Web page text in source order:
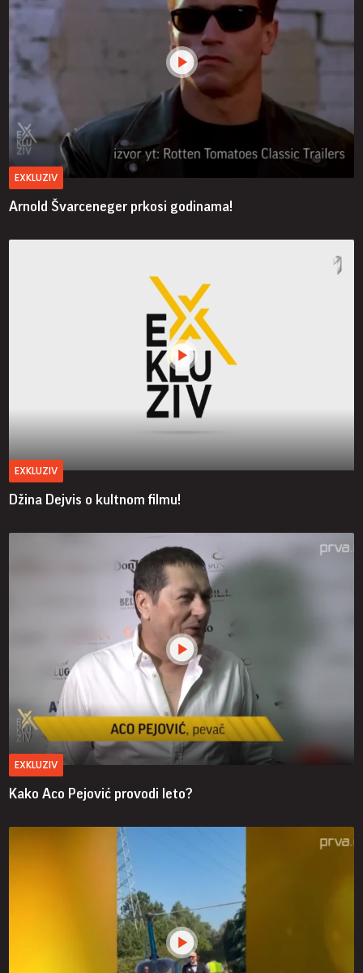
EXKLUZIV
Arnold Švarceneger prkosi godinama!
EXKLUZIV
Džina Dejvis o kultnom filmu!
EXKLUZIV
Kako Aco Pejović provodi leto?